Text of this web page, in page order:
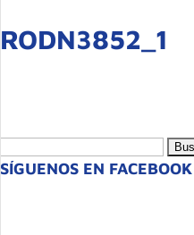
RODN3852_1
SÍGUENOS EN FACEBOOK